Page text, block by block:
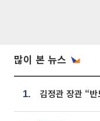
많이 본 뉴스
1.